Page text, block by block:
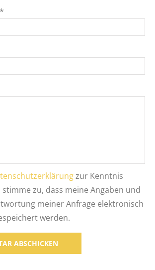
*
zur Kenntnis
zu, dass meine Angaben und
meiner Anfrage elektronisch
werden.